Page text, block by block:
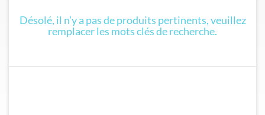
Désolé, il n’y a pas de produits pertinents, veuillez
remplacer les mots clés de recherche.